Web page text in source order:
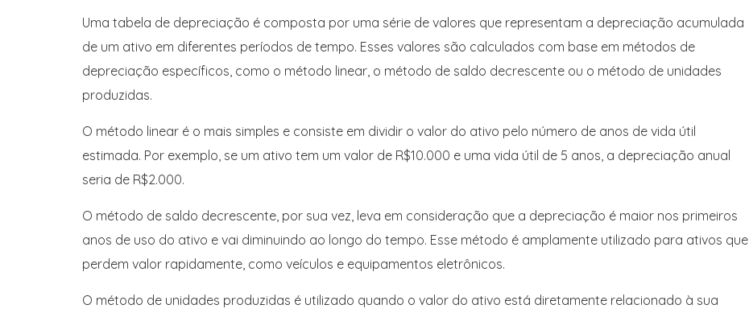
Uma tabela de depreciação é composta por uma série de valores que representam a depreciação acumulada
de um ativo em diferentes períodos de tempo. Esses valores são calculados com base em métodos de
depreciação específicos, como o método linear, o método de saldo decrescente ou o método de unidades
produzidas.
O método linear é o mais simples e consiste em dividir o valor do ativo pelo número de anos de vida útil
estimada. Por exemplo, se um ativo tem um valor de R$10.000 e uma vida útil de 5 anos, a depreciação anual
seria de R$2.000.
O método de saldo decrescente, por sua vez, leva em consideração que a depreciação é maior nos primeiros
anos de uso do ativo e vai diminuindo ao longo do tempo. Esse método é amplamente utilizado para ativos que
perdem valor rapidamente, como veículos e equipamentos eletrônicos.
O método de unidades produzidas é utilizado quando o valor do ativo está diretamente relacionado à sua